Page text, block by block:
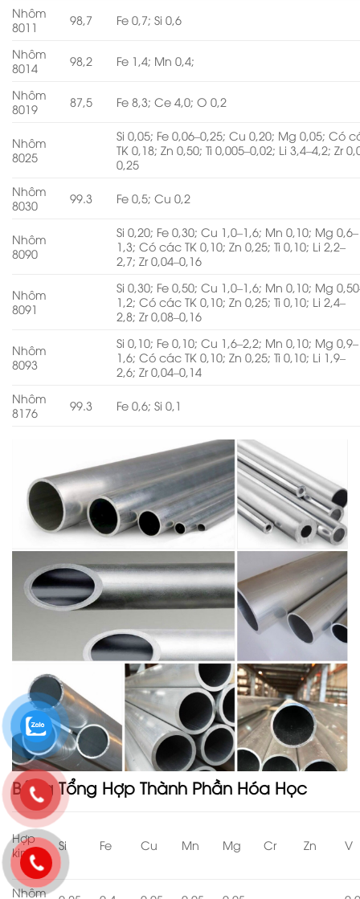
Nhôm
8011
98,7 Fe 0,7; Si 0,6
Nhôm
8014
98,2 Fe 1,4; Mn 0,4;
Nhôm
8019
87,5 Fe 8,3; Ce 4,0; O 0,2
Nhôm
8025
Si 0,05; Fe 0,06–0,25; Cu 0,20; Mg 0,05; Có
TK 0,18; Zn 0,50; Ti 0,005–0,02; Li 3,4–4,2; Zr
0,25
Nhôm
8030
99.3 Fe 0,5; Cu 0,2
Nhôm
8090
Si 0,20; Fe 0,30; Cu 1,0–1,6; Mn 0,10; Mg 0,6–
1,3; Có các TK 0,10; Zn 0,25; Ti 0,10; Li 2,2–
2,7; Zr 0,04–0,16
Nhôm
8091
Si 0,30; Fe 0,50; Cu 1,0–1,6; Mn 0,10; Mg
1,2; Có các TK 0,10; Zn 0,25; Ti 0,10; Li 2,4–
2,8; Zr 0,08–0,16
Nhôm
8093
Si 0,10; Fe 0,10; Cu 1,6–2,2; Mn 0,10; Mg 0,9–
1,6; Có các TK 0,10; Zn 0,25; Ti 0,10; Li 1,9–
2,6; Zr 0,04–0,14
Nhôm
8176
99.3 Fe 0,6; Si 0,1
Bảng Tổng Hợp Thành Phần Hóa Học
Hợp
kim
Si Fe Cu Mn Mg Cr Zn V
Nhôm